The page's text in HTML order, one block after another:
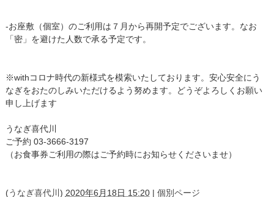
-お座敷（個室）のご利用は７月から再開予定でございます。なお
「密」を避けた人数で承る予定です。
※withコロナ時代の新様式を模索いたしております。安心安全にう
なぎをおたのしみいただけるよう努めます。どうぞよろしくお願い
申し上げます
うなぎ喜代川
ご予約 03-3666-3197
（お食事券ご利用の際はご予約時にお知らせくださいませ）
(うなぎ喜代川 ) 2020年6月18日 15:20| 個別ページ